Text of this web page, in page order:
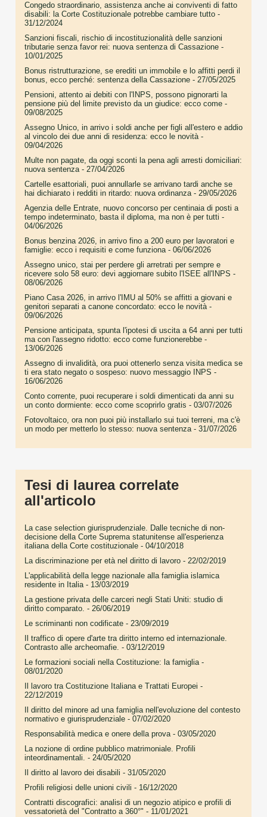
Congedo straordinario, assistenza anche ai conviventi di fatto
disabili: la Corte Costituzionale potrebbe cambiare tutto -
31/12/2024
Sanzioni fiscali, rischio di incostituzionalità delle sanzioni
tributarie senza favor rei: nuova sentenza di Cassazione -
10/01/2025
Bonus ristrutturazione, se erediti un immobile e lo affitti perdi il
bonus, ecco perché: sentenza della Cassazione - 27/05/2025
Pensioni, attento ai debiti con l'INPS, possono pignorarti la
pensione più del limite previsto da un giudice: ecco come -
09/08/2025
Assegno Unico, in arrivo i soldi anche per figli all'estero e addio
al vincolo dei due anni di residenza: ecco le novità-
09/04/2026
Multe non pagate, da oggi sconti la pena agli arresti domiciliari:
nuova sentenza- 27/04/2026
Cartelle esattoriali, puoi annullarle se arrivano tardi anche se
hai dichiarato i redditi in ritardo: nuova ordinanza- 29/05/2026
Agenzia delle Entrate, nuovo concorso per centinaia di posti a
tempo indeterminato, basta il diploma, ma non è per tutti -
04/06/2026
Bonus benzina 2026, in arrivo fino a 200 euro per lavoratori e
famiglie: ecco i requisiti e come funziona- 06/06/2026
Assegno unico, stai per perdere gli arretrati per sempre e
ricevere solo 58 euro: devi aggiornare subito l'ISEE all'INPS -
08/06/2026
Piano Casa 2026, in arrivo l'IMU al 50% se affitti a giovani e
genitori separati a canone concordato: ecco le novità-
09/06/2026
Pensione anticipata, spunta l'ipotesi di uscita a 64 anni per tutti
ma con l'assegno ridotto: ecco come funzionerebbe -
13/06/2026
Assegno di invalidità, ora puoi ottenerlo senza visita medica se
ti era stato negato o sospeso: nuovo messaggio INPS -
16/06/2026
Conto corrente, puoi recuperare i soldi dimenticati da anni su
un conto dormiente: ecco come scoprirlo gratis - 03/07/2026
Fotovoltaico, ora non puoi più installarlo sui tuoi terreni, ma c'è
un modo per metterlo lo stesso: nuova sentenza- 31/07/2026
Tesi di laurea correlate
all'articolo
La case selection giurisprudenziale. Dalle tecniche di non-
decisione della Corte Suprema statunitense all'esperienza
italiana della Corte costituzionale - 04/10/2018
La discriminazione per età nel diritto di lavoro - 22/02/2019
L'applicabilità della legge nazionale alla famiglia islamica
residente in Italia- 13/03/2019
La gestione privata delle carceri negli Stati Uniti: studio di
diritto comparato. - 26/06/2019
Le scriminanti non codificate - 23/09/2019
Il traffico di opere d'arte tra diritto interno ed internazionale.
Contrasto alle archeomafie. - 03/12/2019
Le formazioni sociali nella Costituzione: la famiglia-
08/01/2020
Il lavoro tra Costituzione Italiana e Trattati Europei -
22/12/2019
Il diritto del minore ad una famiglia nell'evoluzione del contesto
normativo e giurisprudenziale - 07/02/2020
Responsabilità medica e onere della prova- 03/05/2020
La nozione di ordine pubblico matrimoniale. Profili
inteordinamentali. - 24/05/2020
Il diritto al lavoro dei disabili - 31/05/2020
Profili religiosi delle unioni civili - 16/12/2020
Contratti discografici: analisi di un negozio atipico e profili di
vessatorietà del "Contratto a 360°" - 11/01/2021